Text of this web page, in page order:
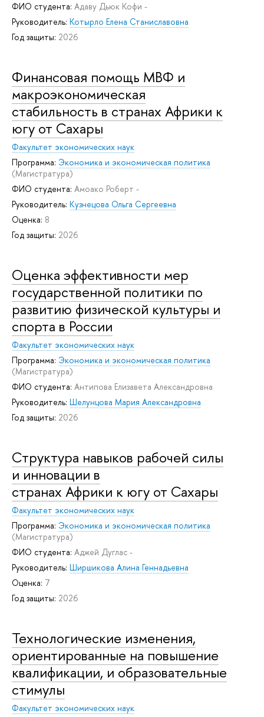
ФИО студента: Адаву Дьюк Кофи -
Руководитель: Котырло Елена Станиславовна
Год защиты: 2026
Финансовая помощь МВФ и
макроэкономическая
стабильность в странах Африки к
югу от Сахары
Факультет экономических наук
Программа: Экономика и экономическая политика
(Магистратура)
ФИО студента: Амоако Роберт -
Руководитель: Кузнецова Ольга Сергеевна
Оценка: 8
Год защиты: 2026
Оценка эффективности мер
государственной политики по
развитию физической культуры и
спорта в России
Факультет экономических наук
Программа: Экономика и экономическая политика
(Магистратура)
ФИО студента: Антипова Елизавета Александровна
Руководитель: Шелунцова Мария Александровна
Год защиты: 2026
Структура навыков рабочей силы
и инновации в
странах Африки к югу от Сахары
Факультет экономических наук
Программа: Экономика и экономическая политика
(Магистратура)
ФИО студента: Аджей Дуглас -
Руководитель: Ширшикова Алина Геннадьевна
Оценка: 7
Год защиты: 2026
Технологические изменения,
ориентированные на повышение
квалификации, и образовательные
стимулы
Факультет экономических наук